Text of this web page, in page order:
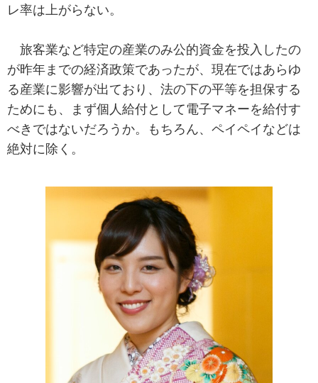
レ率は上がらない。
旅客業など特定の産業のみ公的資金を投入したの
が昨年までの経済政策であったが、現在ではあらゆ
る産業に影響が出ており、法の下の平等を担保する
ためにも、まず個人給付として電子マネーを給付す
べきではないだろうか。もちろん、ペイペイなどは
絶対に除く。